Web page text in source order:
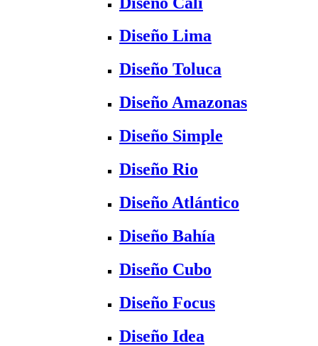
Diseño Lima
Diseño Toluca
Diseño Amazonas
Diseño Simple
Diseño Rio
Diseño Atlántico
Diseño Bahía
Diseño Cubo
Diseño Focus
Diseño Idea